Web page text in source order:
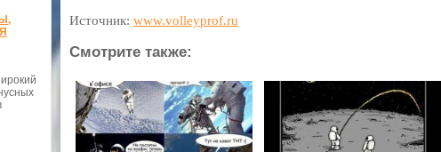
Источник: www.volleyprof.ru
Смотрите также: